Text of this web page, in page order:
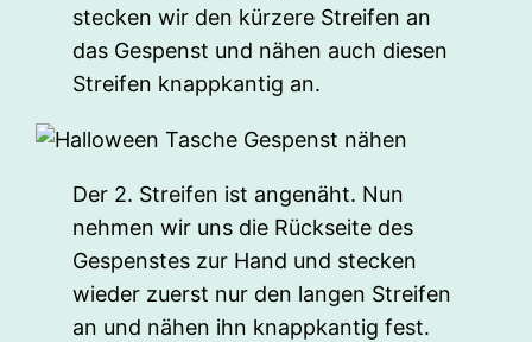
stecken wir den kürzere Streifen an
das Gespenst und nähen auch diesen
Streifen knappkantig an.
Der 2. Streifen ist angenäht. Nun
nehmen wir uns die Rückseite des
Gespenstes zur Hand und stecken
wieder zuerst nur den langen Streifen
an und nähen ihn knappkantig fest.